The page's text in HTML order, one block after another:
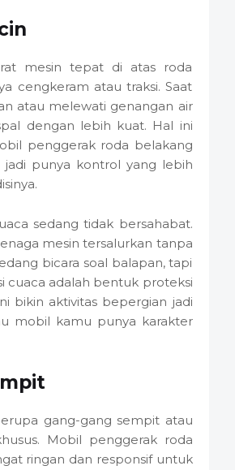
mesin tepat di atas roda
cengkeram atau traksi. Saat
atau melewati genangan air
dengan lebih kuat. Hal ini
penggerak roda belakang
punya kontrol yang lebih
sedang tidak bersahabat.
mesin tersalurkan tanpa
bicara soal balapan, tapi
cuaca adalah bentuk proteksi
bikin aktivitas bepergian jadi
mobil kamu punya karakter
gang-gang sempit atau
Mobil penggerak roda
ringan dan responsif untuk